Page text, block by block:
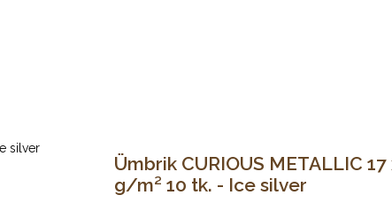
Ümbrik CURIOUS METALLIC
g/m² 10 tk. - Ice silver